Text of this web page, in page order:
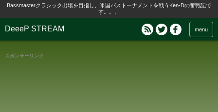
Bassmasterクラシック出場を目指し、米国バストーナメントを戦うKen-Dの奮戦記で
す。。。
DeeeP STREAM menu
スポンサーリンク